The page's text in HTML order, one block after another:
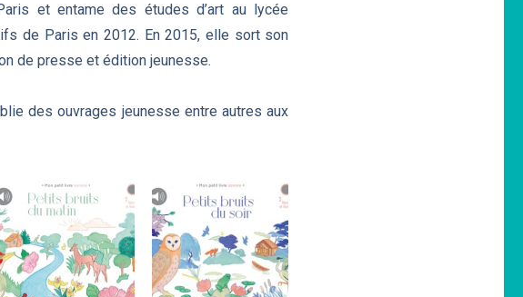
et entame des études d’art au lycée
de Paris en 2012. En 2015, elle sort son
de presse et édition jeunesse.
des ouvrages jeunesse entre autres aux